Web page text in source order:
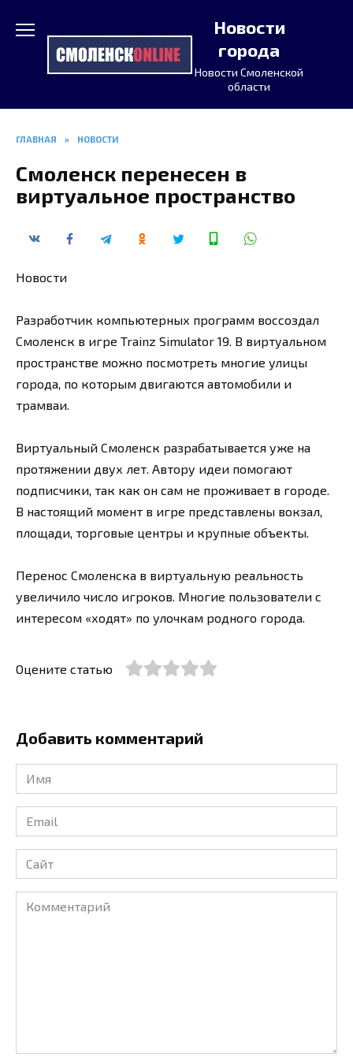
содержанию
Новости
города
Новости Смоленской
области
ГЛАВНАЯ » НОВОСТИ
Смоленск перенесен в
виртуальное пространство
Новости
Разработчик компьютерных программ воссоздал
Смоленск в игре Trainz Simulator 19. В виртуальном
пространстве можно посмотреть многие улицы
города, по которым двигаются автомобили и
трамваи.
Виртуальный Смоленск разрабатывается уже на
протяжении двух лет. Автору идеи помогают
подписчики, так как он сам не проживает в городе.
В настоящий момент в игре представлены вокзал,
площади, торговые центры и крупные объекты.
Перенос Смоленска в виртуальную реальность
увеличило число игроков. Многие пользователи с
интересом «ходят» по улочкам родного города.
Оцените статью
Добавить комментарий
Имя
*
Email
*
Сайт
Комментарий